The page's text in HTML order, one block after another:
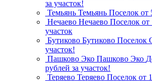
за участок!
Темьянь Темьянь Поселок от
Нечаево Нечаево Поселок от
участок
Бутиково Бутиково Поселок
участок!
Пашково Эко Пашково Эко
рублей за участок!
Теряево Теряево Поселок от